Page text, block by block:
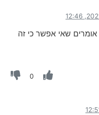
שאי אפשר כי זה
0